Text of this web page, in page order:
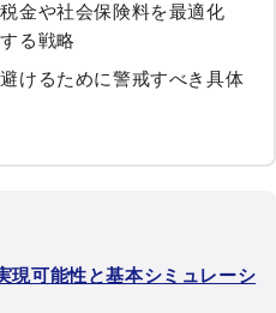
金や社会保険料を最適化
る戦略
けるために警戒すべき具体
現可能性と基本シミュレーシ